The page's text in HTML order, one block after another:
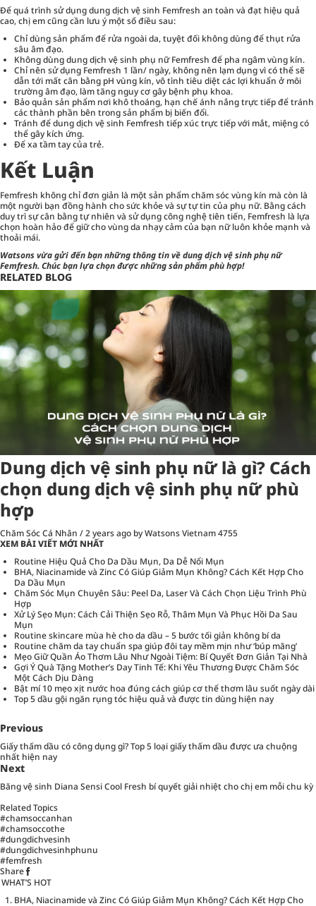
Để quá trình sử dụng dung dịch vệ sinh Femfresh an toàn và đạt hiệu quả
cao, chị em cũng cần lưu ý một số điều sau:
Chỉ dùng sản phẩm để rửa ngoài da, tuyệt đối không dùng để thụt rửa
sâu âm đạo.
Không dùng dung dịch vệ sinh phụ nữ Femfresh để pha ngâm vùng kín.
Chỉ nên sử dụng Femfresh 1 lần/ ngày, không nên lạm dụng vì có thể sẽ
dẫn tới mất cân bằng pH vùng kín, vô tình tiêu diệt các lợi khuẩn ở môi
trường âm đạo, làm tăng nguy cơ gây bệnh phụ khoa.
Bảo quản sản phẩm nơi khô thoáng, hạn chế ánh nắng trực tiếp để tránh
các thành phần bên trong sản phẩm bị biến đổi.
Tránh để dung dịch vệ sinh Femfresh tiếp xúc trực tiếp với mắt, miệng có
thể gây kích ứng.
Để xa tầm tay của trẻ.
Kết Luận
Femfresh không chỉ đơn giản là một sản phẩm chăm sóc vùng kín mà còn là
một người bạn đồng hành cho sức khỏe và sự tự tin của phụ nữ. Bằng cách
duy trì sự cân bằng tự nhiên và sử dụng công nghệ tiên tiến, Femfresh là lựa
chọn hoàn hảo để giữ cho vùng da nhạy cảm của bạn nữ luôn khỏe mạnh và
thoải mái.
Watsonsvừa gửi đến bạn những thông tin vềdung dịch vệ sinh phụ nữ
Femfresh. Chúc bạn lựa chọn được những sản phẩm phù hợp!
RELATED BLOG
Dung dịch vệ sinh phụ nữ là gì? Cách
chọn dung dịch vệ sinh phụ nữ phù
hợp
Chăm Sóc Cá Nhân /2 years ago by Watsons Vietnam4755
XEM BÀI VIẾT MỚI NHẤT
Routine Hiệu Quả Cho Da Dầu Mụn, Da Dễ Nổi Mụn
BHA, Niacinamide và Zinc Có Giúp Giảm Mụn Không? Cách Kết Hợp Cho
Da Dầu Mụn
Chăm Sóc Mụn Chuyên Sâu: Peel Da, Laser Và Cách Chọn Liệu Trình Phù
Hợp
Xử Lý Sẹo Mụn: Cách Cải Thiện Sẹo Rỗ, Thâm Mụn Và Phục Hồi Da Sau
Mụn
Routine skincare mùa hè cho da dầu – 5 bước tối giản không bí da
Routine chăm da tay chuẩn spa giúp đôi tay mềm mịn như ‘búp măng’
Mẹo Giữ Quần Áo Thơm Lâu Như Ngoài Tiệm: Bí Quyết Đơn Giản Tại Nhà
Gợi Ý Quà Tặng Mother’s Day Tinh Tế: Khi Yêu Thương Được Chăm Sóc
Một Cách Dịu Dàng
Bật mí 10 mẹo xịt nước hoa đúng cách giúp cơ thể thơm lâu suốt ngày dài
Top 5 dầu gội ngăn rụng tóc hiệu quả và được tin dùng hiện nay
Previous
Giấy thấm dầu có công dụng gì? Top 5 loại giấy thấm dầu được ưa chuộng
nhất hiện nay
Next
Băng vệ sinh Diana Sensi Cool Fresh bí quyết giải nhiệt cho chị em mỗi chu kỳ
Related Topics
#chamsoccanhan
#chamsoccothe
#dungdichvesinh
#dungdichvesinhphunu
#femfresh
Share
WHAT’S HOT
BHA, Niacinamide và Zinc Có Giúp Giảm Mụn Không? Cách Kết Hợp Cho